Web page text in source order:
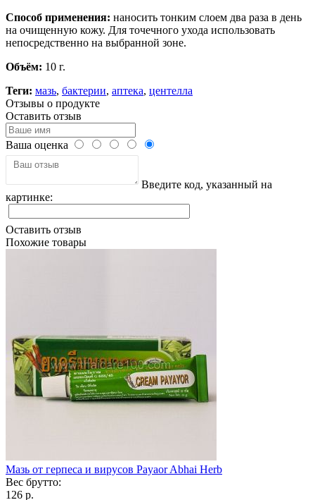
Способ применения: наносить тонким слоем два раза в день
на очищенную кожу. Для точечного ухода использовать
непосредственно на выбранной зоне.
Объём: 10 г.
Теги: мазь, бактерии, аптека, центелла
Отзывы о продукте
Оставить отзыв
Ваша оценка
Введите код, указанный на
картинке:
Оставить отзыв
Похожие товары
Мазь от герпеса и вирусов Payaor Abhai Herb
Вес брутто:
126 р.